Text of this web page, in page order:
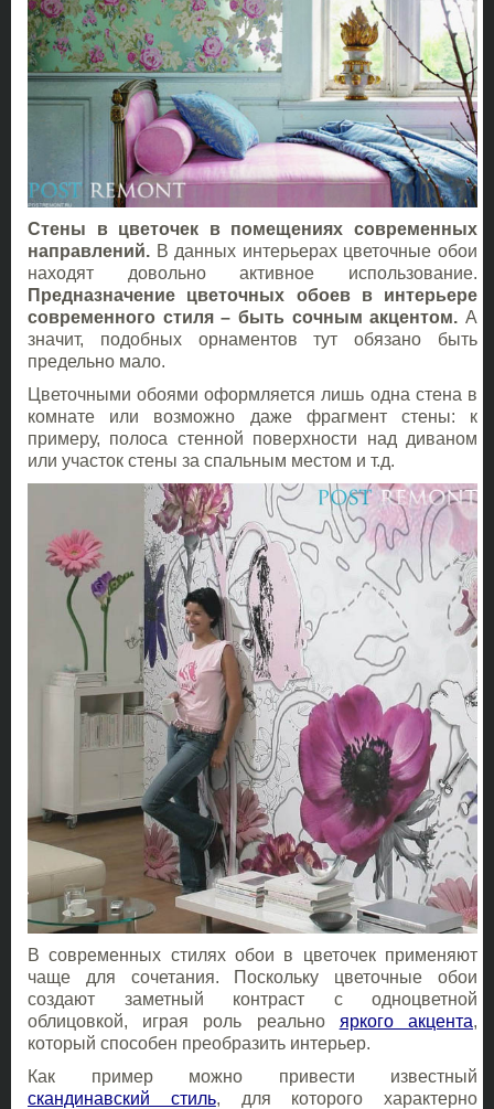
Стены в цветочек в помещениях современных
направлений. В данных интерьерах цветочные обои
находят довольно активное использование.
Предназначение цветочных обоев в интерьере
современного стиля – быть сочным акцентом. А
значит, подобных орнаментов тут обязано быть
предельно мало.
Цветочными обоями оформляется лишь одна стена в
комнате или возможно даже фрагмент стены: к
примеру, полоса стенной поверхности над диваном
или участок стены за спальным местом и т.д.
В современных стилях обои в цветочек применяют
чаще для сочетания. Поскольку цветочные обои
создают заметный контраст с одноцветной
облицовкой, играя роль реально яркого акцента,
который способен преобразить интерьер.
Как пример можно привести известный
скандинавский стиль, для которого характерно